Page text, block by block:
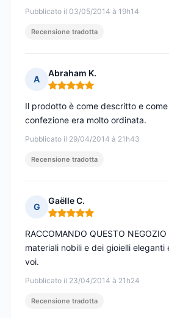
Pubblicato il 03/05/2014 à 19h14
Recensione tradotta
A
Abraham K.
Nota: 5 su 5
Pubblicato il 29/04/2014 à 21h43
Il prodotto è come descritto e
confezione era molto ordinata.
Recensione tradotta
G
Gaëlle C.
Nota: 5 su 5
Pubblicato il 23/04/2014 à 21h24
RACCOMANDO QUESTO
materiali nobili e dei gioielli eleganti
voi.
Recensione tradotta